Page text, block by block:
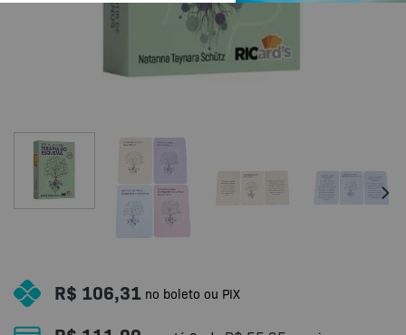
R$ 106,31 no boleto ou PIX